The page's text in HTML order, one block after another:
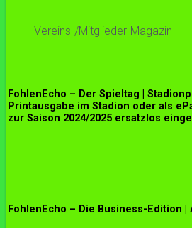
Vereins-/Mitglieder-Magazin
FohlenEcho – Der Spieltag |
Printausgabe im Stadion oder als
zur Saison 2024/2025 ersatzlos
FohlenEcho – Die Business-Edition |